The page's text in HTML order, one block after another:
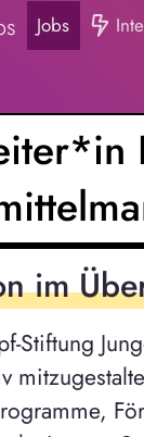
Jobs
im
Stiftung